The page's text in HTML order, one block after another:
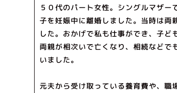
５０代のパート女性。シングルマザ
子を妊娠中に離婚しました。当時は両
した。おかげで私も仕事ができ、子
両親が相次いで亡くなり、相続などで
いました。
元夫から受け取っている養育費や、